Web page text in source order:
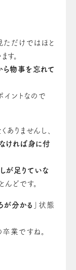
ただけではほと
す。
物事を忘れて
イントなので
りませんし、
ければ身に付
が足りていな
んどです。
が分かる
」状態
卒業ですね。